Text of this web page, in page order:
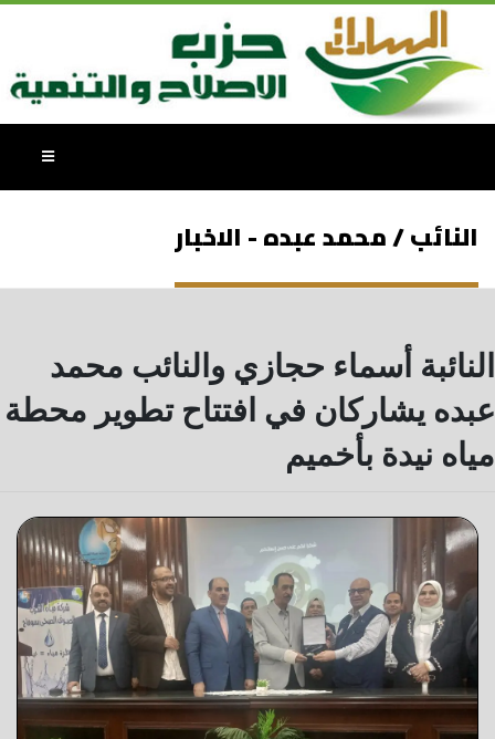
النائب / محمد عبده - الاخبار
النائبة أسماء حجازي والنائب محمد
عبده يشاركان في افتتاح تطوير محطة
مياه نيدة بأخميم